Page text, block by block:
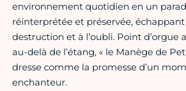
environnement quotidien en un
réinterprétée et préservée, échappant
destruction et à l’oubli. Point d’orgue
au-delà de l’étang, « le Manège de
dresse comme la promesse d’un
enchanteur.